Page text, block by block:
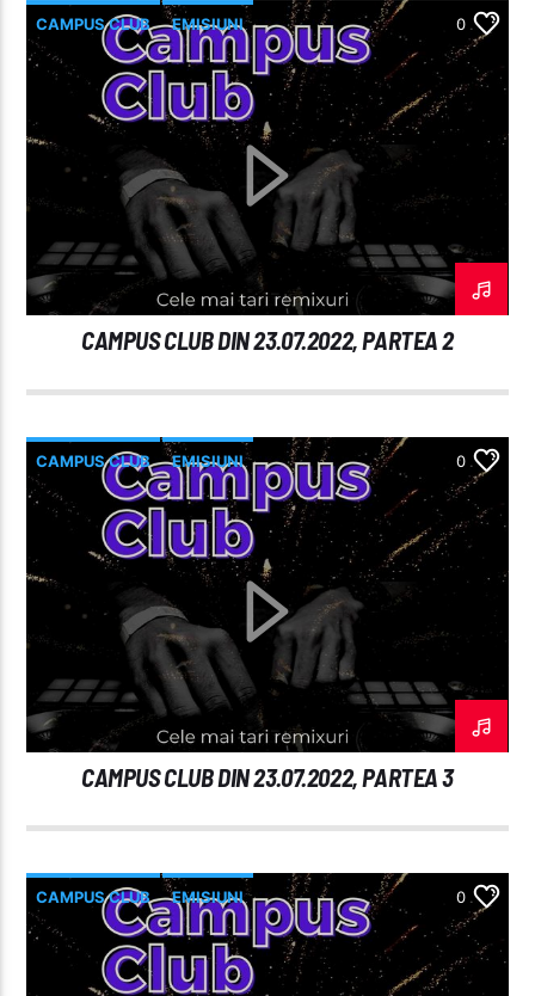
CAMPUS CLUB EMISIUNI 0
CAMPUS CLUB DIN 23.07.2022, PARTEA 2
CAMPUS CLUB EMISIUNI 0
CAMPUS CLUB DIN 23.07.2022, PARTEA 3
CAMPUS CLUB EMISIUNI 0